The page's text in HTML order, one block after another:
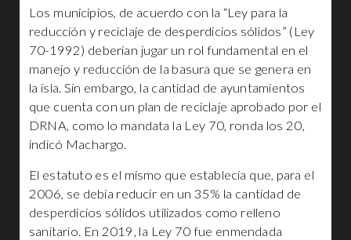
Los municipios, de acuerdo con la “Ley para la
reducción y reciclaje de desperdicios sólidos” (Ley
70-1992) deberían jugar un rol fundamental en el
manejo y reducción de la basura que se genera en
la isla. Sin embargo, la cantidad de ayuntamientos
que cuenta con un plan de reciclaje aprobado por el
DRNA, como lo mandata la Ley 70, ronda los 20,
indicó Machargo.
El estatuto es el mismo que establecía que, para el
2006, se debía reducir en un 35% la cantidad de
desperdicios sólidos utilizados como relleno
sanitario. En 2019, la Ley 70 fue enmendada